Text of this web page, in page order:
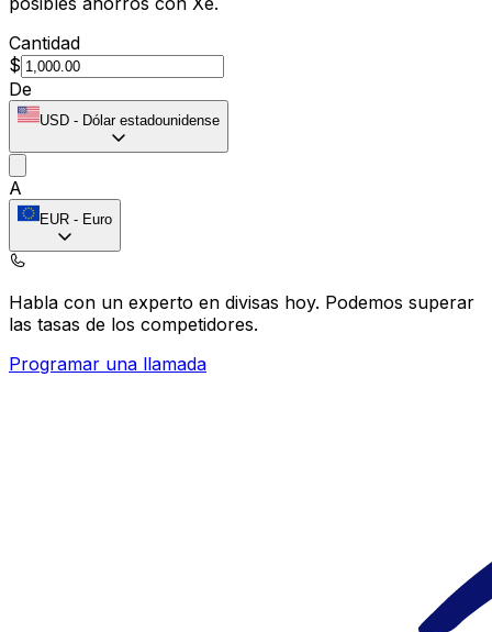
Cantidad
$
De
USD - Dólar estadounidense
A
EUR - Euro
Habla con un experto en divisas hoy. Podemos superar
las tasas de los competidores.
Programar una llamada